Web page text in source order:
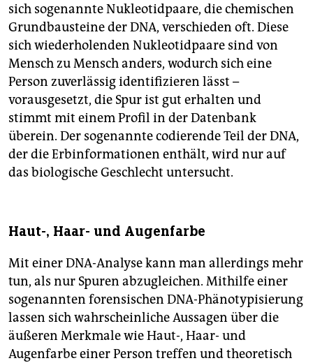
sich sogenannte Nukleotidpaare, die chemischen
Grundbausteine der DNA, verschieden oft. Diese
sich wiederholenden Nukleotidpaare sind von
Mensch zu Mensch anders, wodurch sich eine
Person zuverlässig identifizieren lässt –
vorausgesetzt, die Spur ist gut erhalten und
stimmt mit einem Profil in der Datenbank
überein. Der sogenannte codierende Teil der DNA,
der die Erb­in­for­mationen enthält, wird nur auf
das biologische Geschlecht untersucht.
Haut-, Haar- und Augenfarbe
Mit einer DNA-Analyse kann man allerdings mehr
tun, als nur Spuren abzugleichen. Mithilfe einer
sogenannten forensischen DNA-Phänotypisierung
lassen sich wahrscheinliche Aussagen über die
äußeren Merkmale wie Haut-, Haar- und
Augenfarbe einer Person treffen und theoretisch